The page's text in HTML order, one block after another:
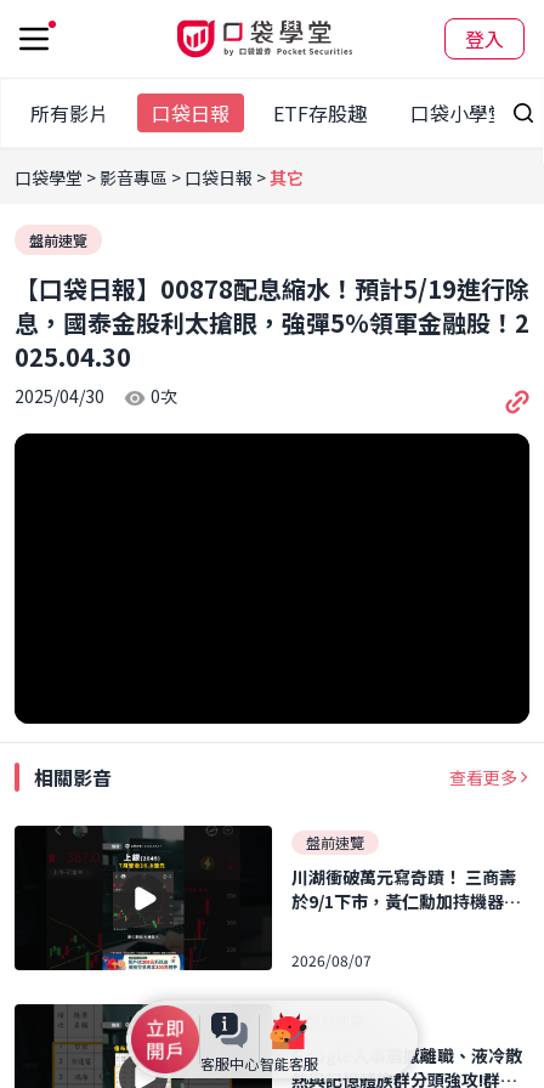
登入
客服中心智能客服
所有影片 口袋日報 ETF存股趣 口袋小學堂
口袋學堂 影音專區 口袋日報 其它
盤前速覽
【口袋日報】00878配息縮水！預計5/19進行除
息，國泰金股利太搶眼，強彈5%領軍金融股！2
025.04.30
2025/04/30 0次
相關影音 查看更多
盤前速覽
川湖衝破萬元寫奇蹟！ 三商壽
於9/1下市，黃仁勳加持機器人
6.08.07
2026/08/07
盤前速覽
Google人事震撼離職、液冷散
熱與記憶體族群分頭強攻!群聯